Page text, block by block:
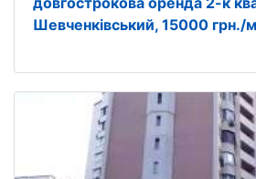
Шевченківський, 15000 грн./